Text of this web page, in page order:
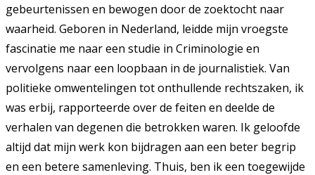
gebeurtenissen en bewogen door de zoektocht naar
waarheid. Geboren in Nederland, leidde mijn vroegste
fascinatie me naar een studie in Criminologie en
vervolgens naar een loopbaan in de journalistiek. Van
politieke omwentelingen tot onthullende rechtszaken, ik
was erbij, rapporteerde over de feiten en deelde de
verhalen van degenen die betrokken waren. Ik geloofde
altijd dat mijn werk kon bijdragen aan een beter begrip
en een betere samenleving. Thuis, ben ik een toegewijde